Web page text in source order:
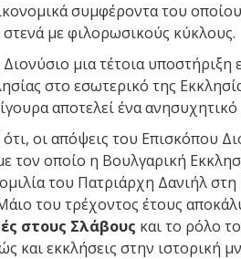
συμφέροντα του
με φιλορωσικούς κύκλους.
μια τέτοια υποστήριξη
στο εσωτερικό της
αποτελεί ένα
οι απόψεις του Επισκόπου
τον οποίο η Βουλγαρική
του Πατριάρχη Δανιήλ
του τρέχοντος έτους
στους Σλάβους και το ρόλο
και εκκλήσεις στην ιστορική